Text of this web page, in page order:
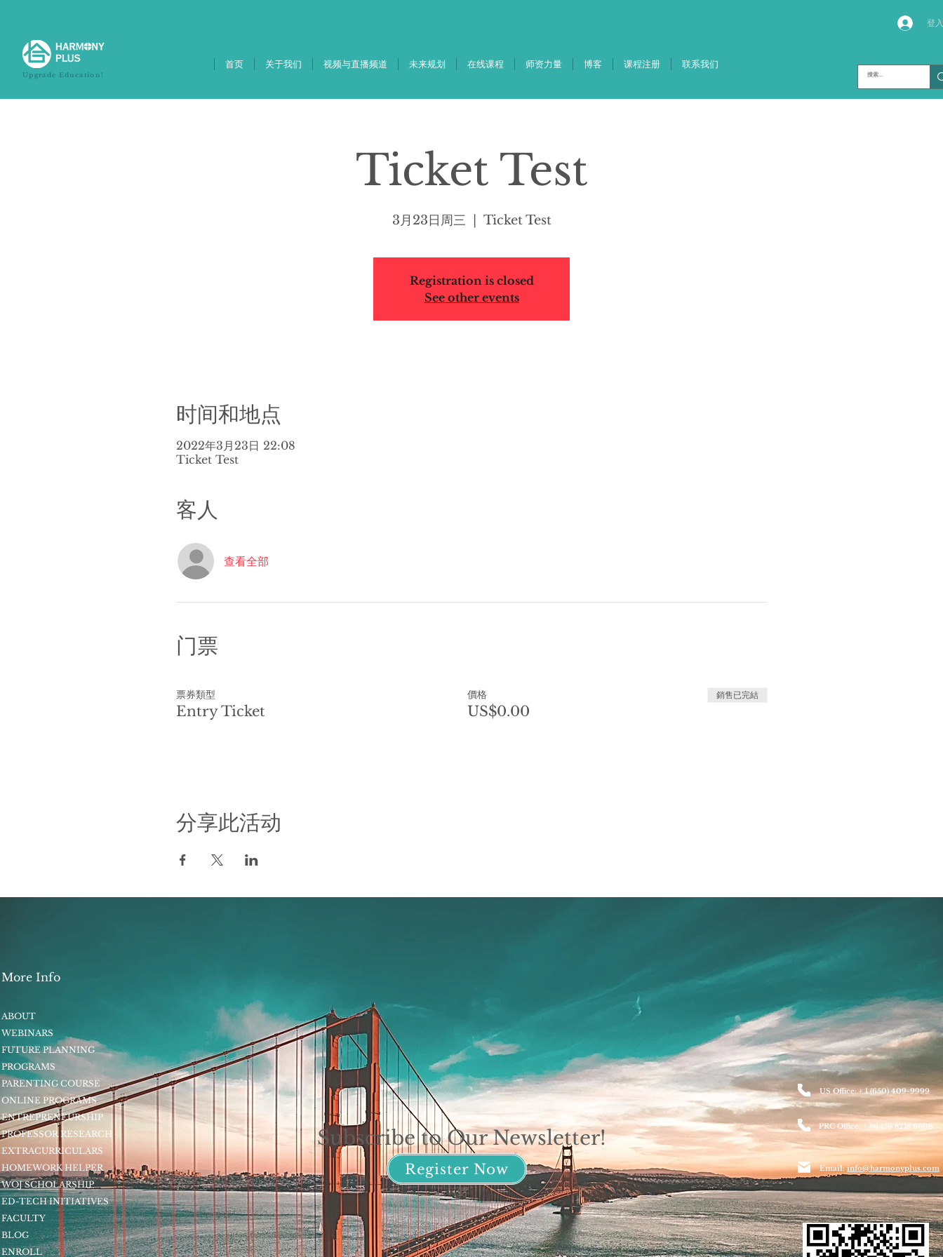
登入
首页 关于我们 视频与直播频道 未来规划 在线课程 师资力量 博客 课程注册 联系我们
Upgrade Education!
Ticket Test
3月23日周三 Ticket Test
Registration is closed
See other events
时间和地点
2022年3月23日 22:08
Ticket Test
客人
查看全部
门票
票券類型
Entry Ticket
價格
US$0.00
銷售已完結
分享此活动
More Info
ABOUT
WEBINARS
FUTURE PLANNING
PROGRAMS
PARENTING COURSE
ONLINE PROGRAMS
ENTREPRENEURSHIP
PROFESSOR RESEARCH
EXTRACURRICULARS
HOMEWORK HELPER
WOJ SCHOLARSHIP
ED-TECH INITIATIVES
FACULTY
BLOG
ENROLL
Subscribe to Our Newsletter!
Register Now
US Office: + 1 (650) 409-9999
PRC Office: + 86 159 8218 6608
Email:info@harmonyplus.com